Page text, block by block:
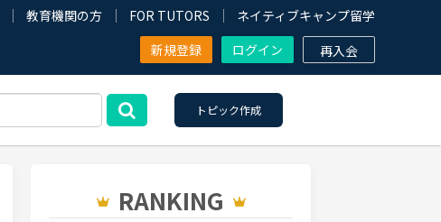
教育機関の方 FOR TUTORS
ネイティブキャンプ留学
新規登録
ログイン 再入会
トピック作成
RANKING